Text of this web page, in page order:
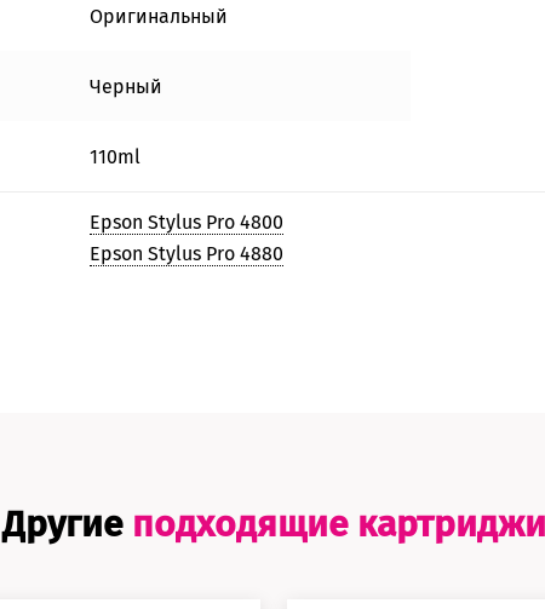
Оригинальный
Черный
110ml
Epson Stylus Pro 4800
Epson Stylus Pro 4880
Другие подходящие картриджи